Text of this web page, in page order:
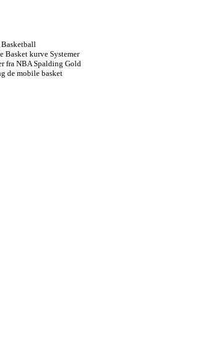
Basketball
Basket kurve Systemer
fra NBA Spalding Gold
de mobile basket